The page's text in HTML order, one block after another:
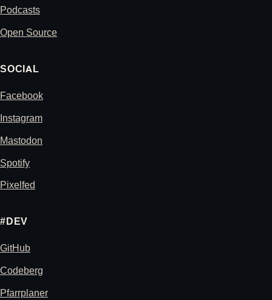
Podcasts
Open Source
SOCIAL
Facebook
Instagram
Mastodon
Spotify
Pixelfed
#DEV
GitHub
Codeberg
Pfarrplaner